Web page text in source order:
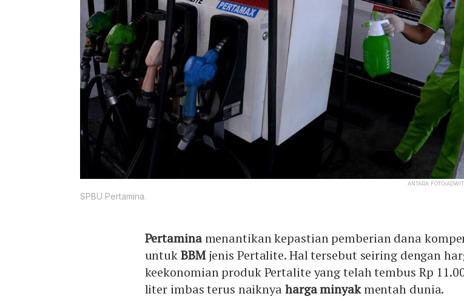
ANTARA FOTO/
SPBU Pertamina.
Pertaminamenantikan kepastian pemberian dana
untukBBMjenis Pertalite. Hal tersebut seiring dengan
keekonomian produk Pertalite yang telah tembus Rp
liter imbas terus naiknyaharga minyakmentah dunia.